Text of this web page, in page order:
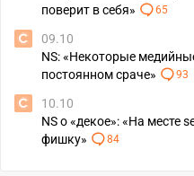
поверит в себя»
65
09.10
NS: «Некоторые
постоянном сраче»
93
10.10
NS о «декое»: «На месте
фишку»
84